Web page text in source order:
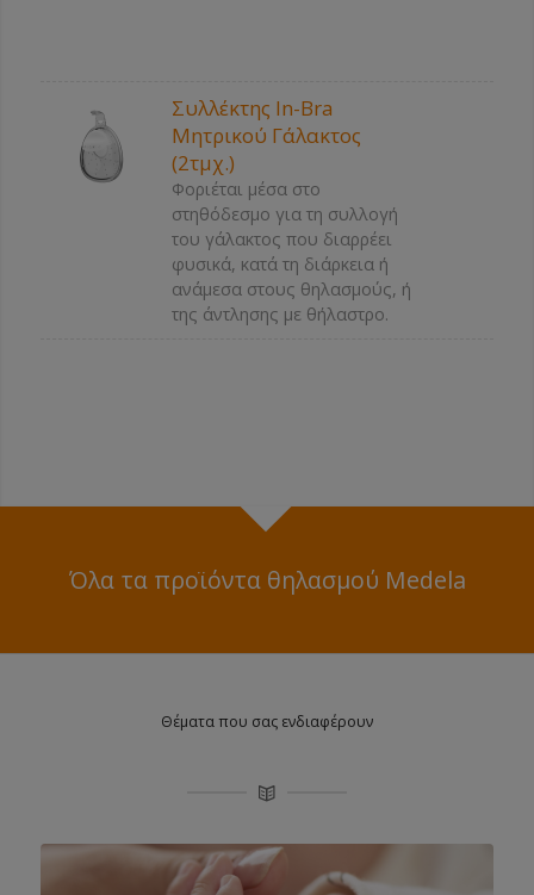
Συλλέκτης In-Bra
Μητρικού Γάλακτος
(2τμχ.)
Φοριέται μέσα στο
στηθόδεσμο για τη συλλογή
του γάλακτος που διαρρέει
φυσικά, κατά τη διάρκεια ή
ανάμεσα στους θηλασμούς, ή
της άντλησης με θήλαστρο.
Όλα τα προϊόντα θηλασμού Medela
Θέματα που σας ενδιαφέρουν